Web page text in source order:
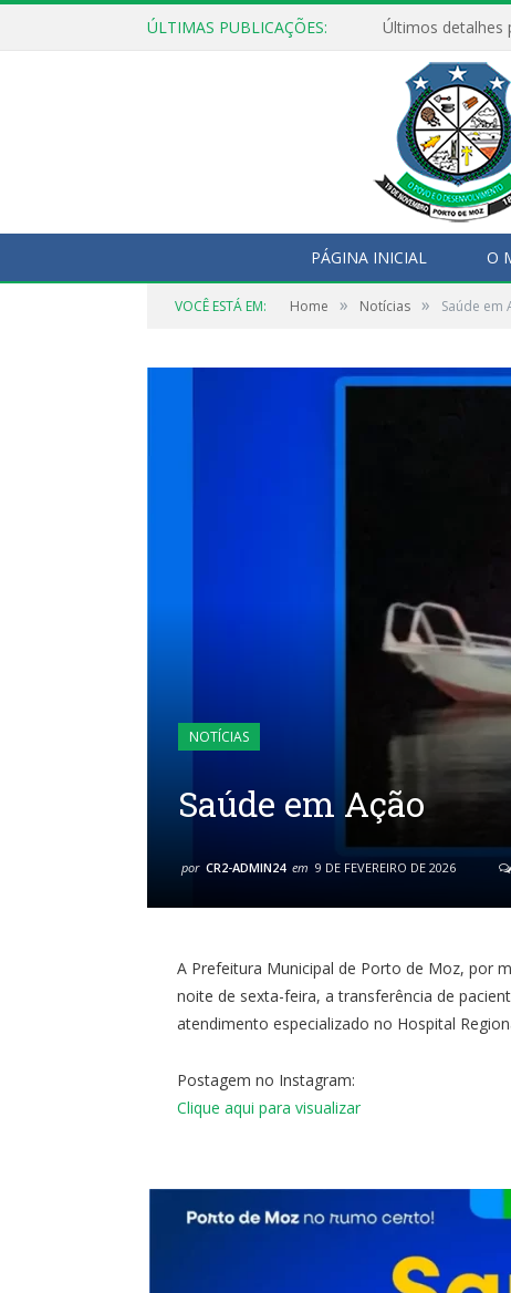
ÚLTIMAS PUBLICAÇÕES: Últimos detalhes
PÁGINA INICIAL O
VOCÊ ESTÁ EM: Home » Notícias » Saúde em
NOTÍCIAS
Saúde em Ação
por CR2-ADMIN24 em 9 DE FEVEREIRO DE 2026
A Prefeitura Municipal de Porto de Moz, por
noite de sexta-feira, a transferência de
atendimento especializado no Hospital
Postagem no Instagram:
Clique aqui para visualizar